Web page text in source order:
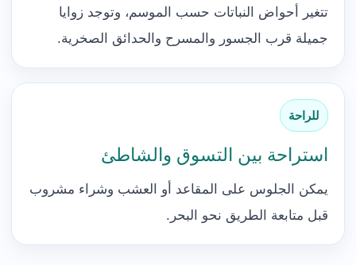
تتغير أحواض النباتات حسب الموسم، وتوجد زوايا
جميلة قرب الجسور والمسرح والحدائق الصخرية.
للراحة
استراحة بين التسوق والشاطئ
يمكن الجلوس على المقاعد أو العشب وشراء مشروب
قبل متابعة الطريق نحو البحر.